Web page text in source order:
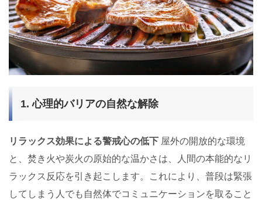
1. 心理的バリアの自然な解除
リラックス効果による警戒心の低下 屋外の開放的な環境
と、焚き火や炭火の原始的な温かさは、人間の本能的なリ
ラックス反応を引き起こします。これにより、普段は緊張
してしまう人でも自然体でコミュニケーションを取ること